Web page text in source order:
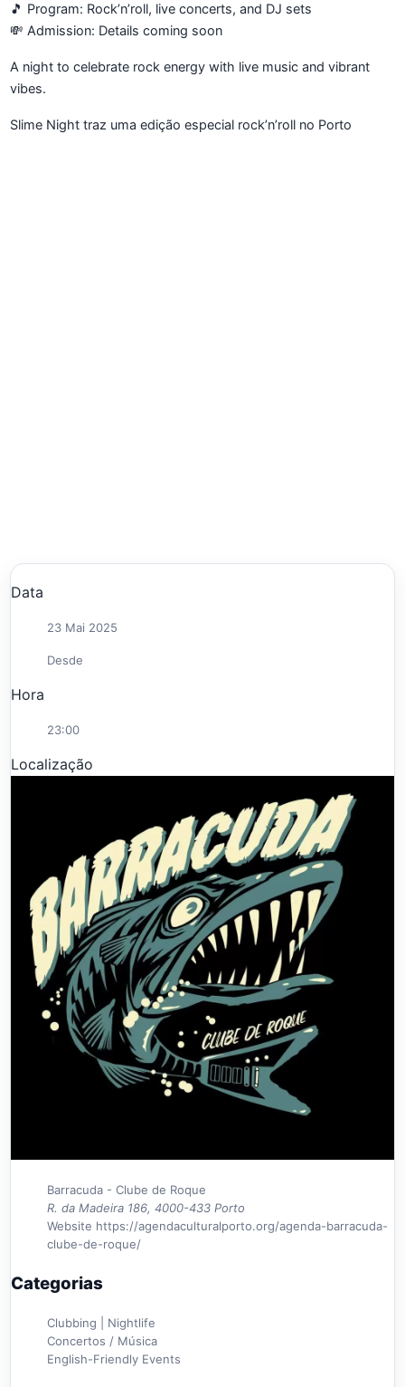
🎵 Program: Rock’n’roll, live concerts, and DJ sets
💸 Admission: Details coming soon
A night to celebrate rock energy with live music and vibrant
vibes.
Slime Night traz uma edição especial rock’n’roll no Porto
Data
23 Mai 2025
Desde
Hora
23:00
Localização
Barracuda - Clube de Roque
R. da Madeira 186, 4000-433 Porto
Website https://agendaculturalporto.org/agenda-barracuda-
clube-de-roque/
Categorias
Clubbing | Nightlife
Concertos / Música
English-Friendly Events